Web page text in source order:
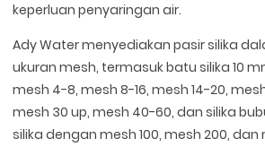
keperluan penyaringan air.
Ady Water menyediakan pasir silika
ukuran mesh, termasuk batu silika 10
mesh 4-8, mesh 8-16, mesh 14-20,
mesh 30 up, mesh 40-60, dan silika
silika dengan mesh 100, mesh 200, dan